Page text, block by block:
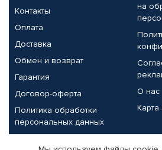
Контакты
Оплата
Доставка
Обмен и возврат
Гарантия
Договор-оферта
Политика обработки
персональных данных
на
О нас
Карта